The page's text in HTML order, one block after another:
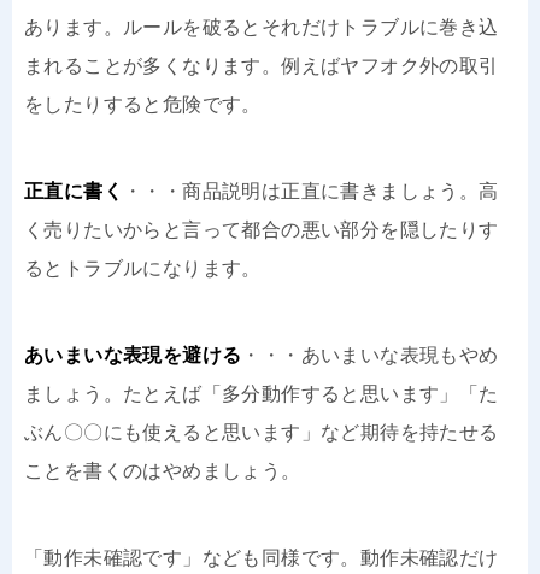
あります。ルールを破るとそれだけトラブルに巻き込
まれることが多くなります。例えばヤフオク外の取引
をしたりすると危険です。
正直に書く
・・・商品説明は正直に書きましょう。高
く売りたいからと言って都合の悪い部分を隠したりす
るとトラブルになります。
あいまいな表現を避ける ・・・あいまいな表現もやめ
ましょう。たとえば「多分動作すると思います」「た
ぶん〇〇にも使えると思います」など期待を持たせる
ことを書くのはやめましょう。
「動作未確認です」なども同様です。動作未確認だけ